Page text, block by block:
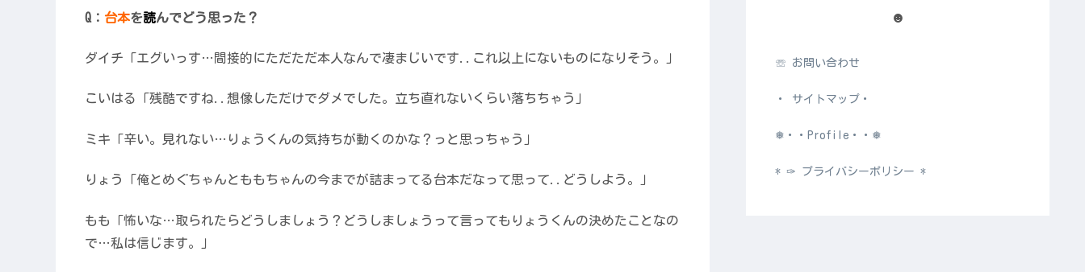
Q： 台本を読んでどう思った？
ダイチ「エグいっす…間接的にただただ本人なんで凄まじいです..これ以上にないものになりそう。」
こいはる「残酷ですね..想像しただけでダメでした。立ち直れないくらい落ちちゃう」
ミキ「辛い。見れない…りょうくんの気持ちが動くのかな？っと思っちゃう」
りょう「俺とめぐちゃんとももちゃんの今までが詰まってる台本だなって思って..どうしよう。」
もも「怖いな…取られたらどうしましょう？どうしましょうって言ってもりょうくんの決めたことなの
で…私は信じます。」
☻
☏ お問い合わせ
・ サイトマップ・
❅・・Profile・・❅
* ✑ プライバシーポリシー *